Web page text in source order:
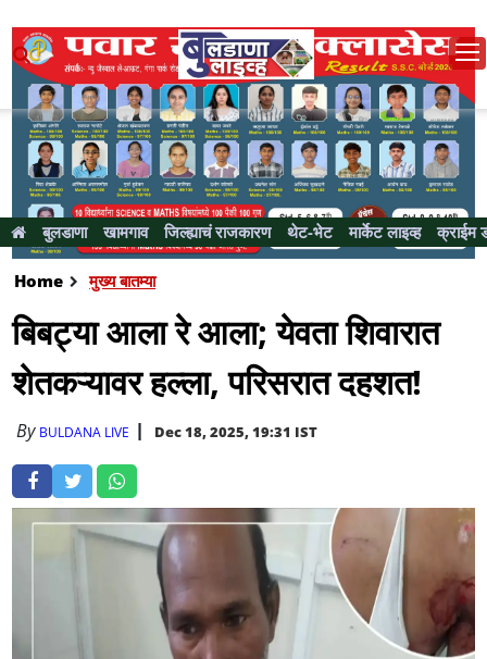
बुलडाणा खामगाव जिल्ह्याचं राजकारण थेट-भेट मार्केट लाइव्ह क्राईम
Home मुख्य बातम्या
बिबट्या आला रे आला; येवता शिवारात
शेतकऱ्यावर हल्ला, परिसरात दहशत!
By BULDANA LIVE Dec 18, 2025, 19:31 IST